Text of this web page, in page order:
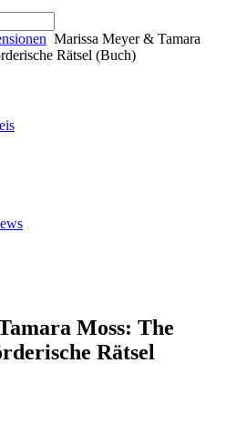
Marissa Meyer & Tamara
Rätsel (Buch)
Moss: The
Rätsel